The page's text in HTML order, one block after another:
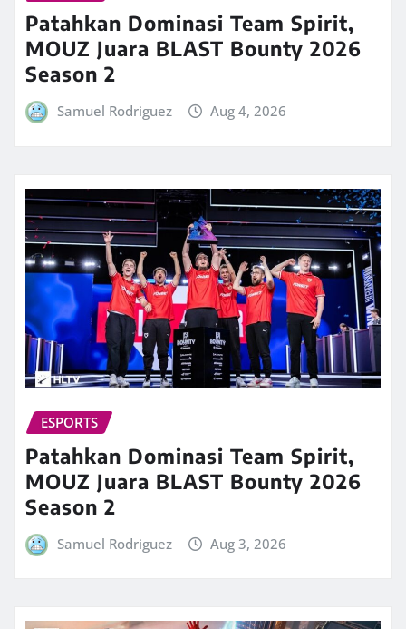
Patahkan Dominasi Team Spirit,
MOUZ Juara BLAST Bounty 2026
Season 2
Samuel Rodriguez Aug 4, 2026
ESPORTS
Patahkan Dominasi Team Spirit,
MOUZ Juara BLAST Bounty 2026
Season 2
Samuel Rodriguez Aug 3, 2026